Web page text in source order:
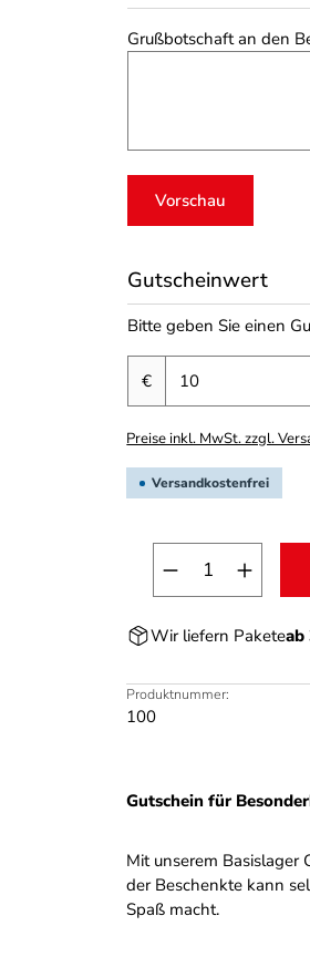
Grußbotschaft an den
Vorschau
Gutscheinwert
Bitte geben Sie einen
€
Preise inkl. MwSt. zzgl.
Versandkostenfrei
Produkt
Wir liefern Paketeab
Produktnummer:
100
Gutschein für
Mit unserem Basislager
der Beschenkte kann
Spaß macht.